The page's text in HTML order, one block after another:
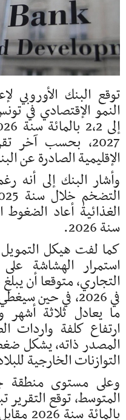
توقع البنك الأوروبي
2027، بحسب آخر
الإقليمية الصادرة عن
وأشار البنك إلى
الغذائية أعاد
سنة 2026.
كما لفت هيكل التمويل
استمرار الهشاشة على
في 2026، في حين
ما يعادل ثلاثة
ارتفاع كلفة واردات
المصدر ذاته، يشكل
التوازنات الخارجية
وعلى مستوى منطقة